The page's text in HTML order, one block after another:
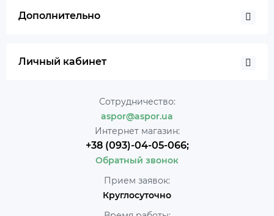
Дополнительно
Личный кабинет
Сотрудничество:
aspor@aspor.ua
Интернет магазин:
+38 (093)-04-05-066;
Обратный звонок
Прием заявок:
Круглосуточно